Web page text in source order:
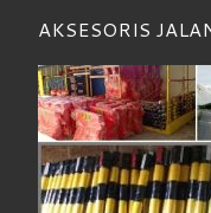
AKSESORIS